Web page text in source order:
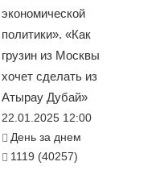
экономической
политики». «Как
грузин из Москвы
хочет сделать из
Атырау Дубай»
22.01.2025 12:00
День за днем
1119 (40257)